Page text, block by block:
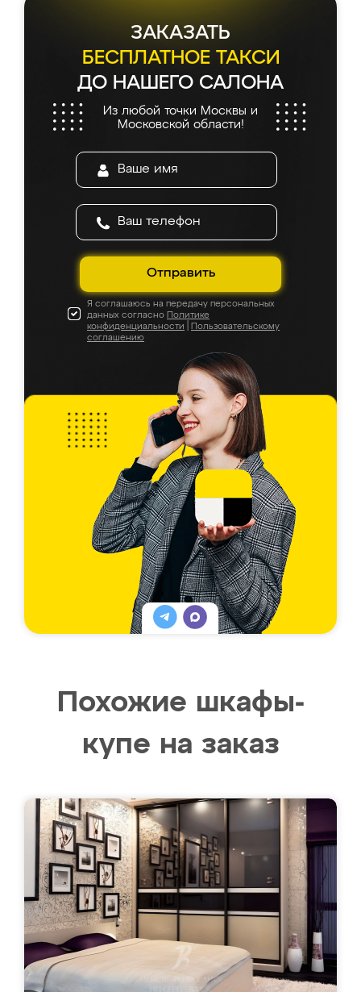
ЗАКАЗАТЬ
БЕСПЛАТНОЕ ТАКСИ
ДО НАШЕГО САЛОНА
Из любой точки Москвы и
Московской области!
Отправить
Я соглашаюсь на передачу персональных
данных согласно Политике
конфиденциальности
Пользовательскому
соглашению
Похожие шкафы-
купе на заказ